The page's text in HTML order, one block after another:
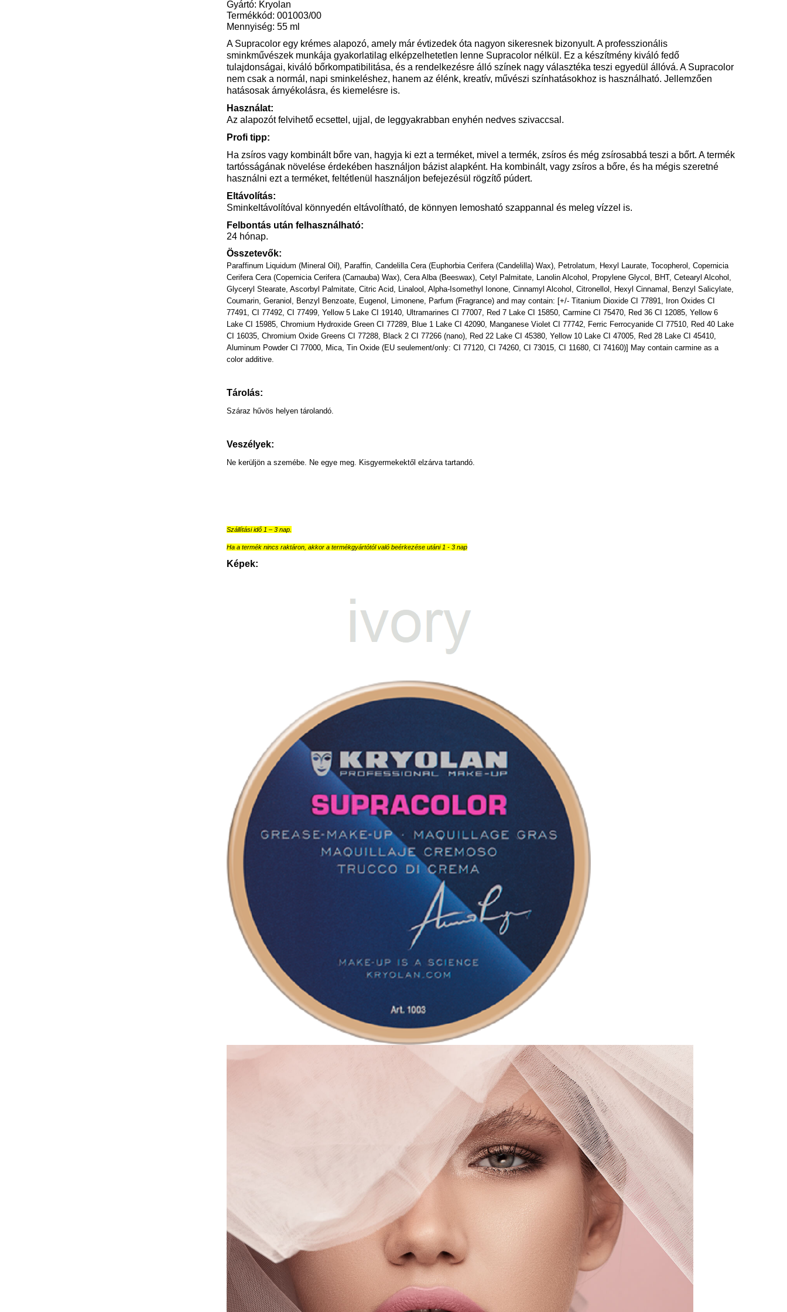
Gyártó: Kryolan
Termékkód: 001003/00
Mennyiség: 55 ml
A Supracolor egy krémes alapozó, amely már évtizedek óta nagyon sikeresnek bizonyult. A professzionális
sminkművészek munkája gyakorlatilag elképzelhetetlen lenne Supracolor nélkül. Ez a készítmény kiváló fedő
tulajdonságai, kiváló bőrkompatibilitása, és a rendelkezésre álló színek nagy választéka teszi egyedül állóvá. A Supracolor
nem csak a normál, napi sminkeléshez, hanem az élénk, kreatív, művészi színhatásokhoz is használható. Jellemzően
hatásosak árnyékolásra, és kiemelésre is.
Használat:
Az alapozót felvihető ecsettel, ujjal, de leggyakrabban enyhén nedves szivaccsal.
Profi tipp:
Ha zsíros vagy kombinált bőre van, hagyja ki ezt a terméket, mivel a termék, zsíros és még zsírosabbá teszi a bőrt. A termék
tartósságának növelése érdekében használjon bázist alapként. Ha kombinált, vagy zsíros a bőre, és ha mégis szeretné
használni ezt a terméket, feltétlenül használjon befejezésül rögzítő púdert.
Eltávolítás:
Sminkeltávolítóval könnyedén eltávolítható, de könnyen lemosható szappannal és meleg vízzel is.
Felbontás után felhasználható:
24 hónap.
Összetevők:
Paraffinum Liquidum (Mineral Oil), Paraffin, Candelilla Cera (Euphorbia Cerifera (Candelilla) Wax), Petrolatum, Hexyl Laurate, Tocopherol, Copernicia
Cerifera Cera (Copernicia Cerifera (Carnauba) Wax), Cera Alba (Beeswax), Cetyl Palmitate, Lanolin Alcohol, Propylene Glycol, BHT, Cetearyl Alcohol,
Glyceryl Stearate, Ascorbyl Palmitate, Citric Acid, Linalool, Alpha-Isomethyl Ionone, Cinnamyl Alcohol, Citronellol, Hexyl Cinnamal, Benzyl Salicylate,
Coumarin, Geraniol, Benzyl Benzoate, Eugenol, Limonene, Parfum (Fragrance) and may contain: [+/- Titanium Dioxide CI 77891, Iron Oxides CI
77491, CI 77492, CI 77499, Yellow 5 Lake CI 19140, Ultramarines CI 77007, Red 7 Lake CI 15850, Carmine CI 75470, Red 36 CI 12085, Yellow 6
Lake CI 15985, Chromium Hydroxide Green CI 77289, Blue 1 Lake CI 42090, Manganese Violet CI 77742, Ferric Ferrocyanide CI 77510, Red 40 Lake
CI 16035, Chromium Oxide Greens CI 77288, Black 2 CI 77266 (nano), Red 22 Lake CI 45380, Yellow 10 Lake CI 47005, Red 28 Lake CI 45410,
Aluminum Powder CI 77000, Mica, Tin Oxide (EU seulement/only: CI 77120, CI 74260, CI 73015, CI 11680, CI 74160)] May contain carmine as a
color additive.
Tárolás:
Száraz hűvös helyen tárolandó.
Veszélyek:
Ne kerüljön a szemébe. Ne egye meg. Kisgyermekektől elzárva tartandó.
Szállítási idő 1 – 3 nap.
Ha a termék nincs raktáron, akkor a termékgyártótól való beérkezése utáni 1 - 3 nap
Képek: